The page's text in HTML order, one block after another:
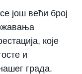
још већи број
које
и
града.